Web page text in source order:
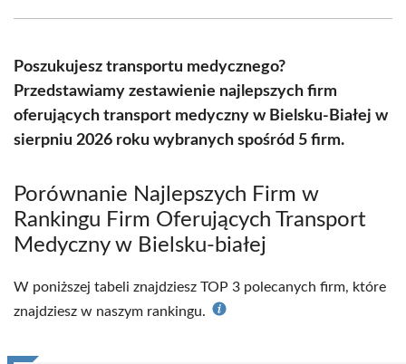
(Twitter)
Poszukujesz transportu medycznego?
Przedstawiamy zestawienie najlepszych firm
oferujących transport medyczny w Bielsku-Białej w
sierpniu 2026 roku wybranych spośród 5 firm.
Porównanie Najlepszych Firm w
Rankingu Firm Oferujących Transport
Medyczny w Bielsku-białej
W poniższej tabeli znajdziesz TOP 3 polecanych firm, które
znajdziesz w naszym rankingu.